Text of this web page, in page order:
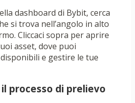
dashboard di Bybit, cerca
si trova nell’angolo in alto
Cliccaci sopra per aprire
asset, dove puoi
e gestire le tue
il processo di prelievo